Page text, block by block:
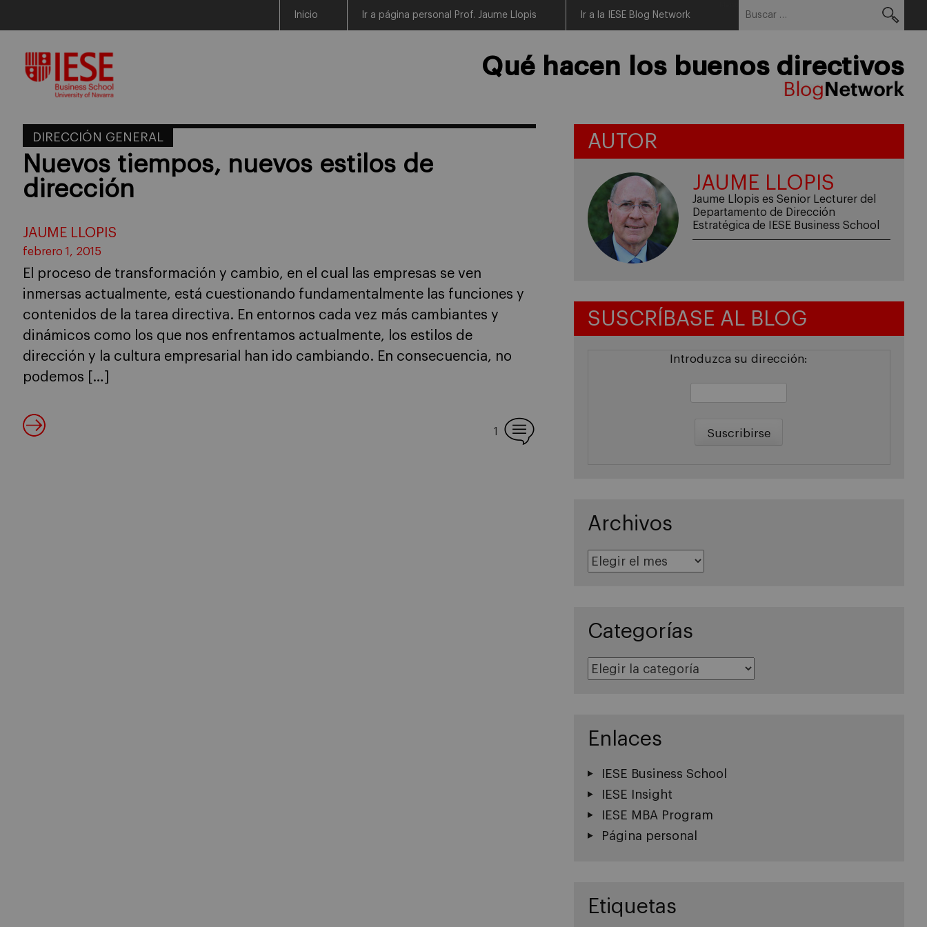
content
Inicio Ir a página personal Prof. Jaume Llopis Ir a la IESE Blog Network
Qué hacen los buenos directivos
DIRECCIÓN GENERAL
Nuevos tiempos, nuevos estilos de
dirección
JAUME LLOPIS
febrero 1, 2015
El proceso de transformación y cambio, en el cual las empresas se ven
inmersas actualmente, está cuestionando fundamentalmente las funciones y
contenidos de la tarea directiva. En entornos cada vez más cambiantes y
dinámicos como los que nos enfrentamos actualmente, los estilos de
dirección y la cultura empresarial han ido cambiando. En consecuencia, no
podemos […]
1
AUTOR
JAUME LLOPIS
Jaume Llopis es Senior Lecturer del
Departamento de Dirección
Estratégica de IESE Business School
SUSCRÍBASE AL BLOG
Introduzca su dirección:
Archivos
Categorías
Enlaces
IESE Business School
IESE Insight
IESE MBA Program
Página personal
Etiquetas